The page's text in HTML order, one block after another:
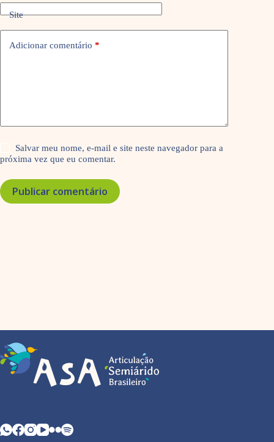
Site
Adicionar comentário *
Salvar meu nome, e-mail e site neste navegador para a
próxima vez que eu comentar.
Publicar comentário